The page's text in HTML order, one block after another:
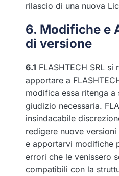
rilascio di una nuova
6. Modifiche e
di versione
6.1 FLASHTECH SRL
apportare a
modifica essa ritenga a
giudizio necessaria.
insindacabile
redigere nuove versioni
e apportarvi modifiche
errori che le venissero
compatibili con la